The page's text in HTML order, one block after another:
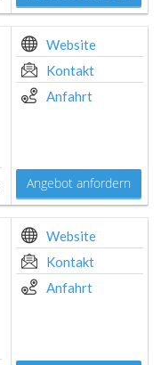
Website
Kontakt
Anfahrt
Angebot anfordern
Website
Kontakt
Anfahrt